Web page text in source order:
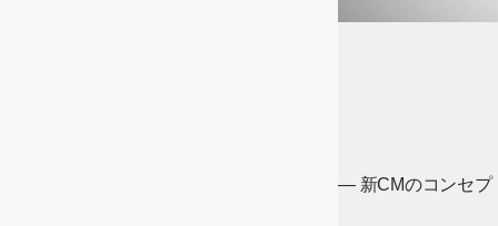
― 新CMのコンセプ